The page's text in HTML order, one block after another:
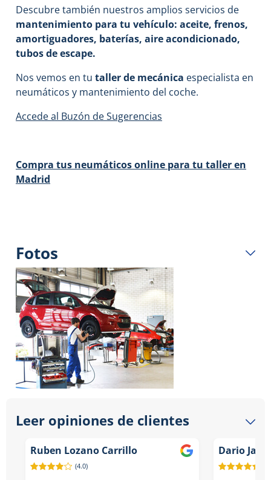
Descubre también nuestros amplios servicios de
mantenimiento para tu vehículo: aceite, frenos,
amortiguadores, baterías, aire acondicionado,
tubos de escape.
Nos vemos en tu taller de mecánica especialista en
neumáticos y mantenimiento del coche.
Accede al Buzón de Sugerencias
Compra tus neumáticos online para tu taller en
Madrid
Fotos
Leer opiniones de clientes
Ruben Lozano Carrillo
(4.0)
Dario